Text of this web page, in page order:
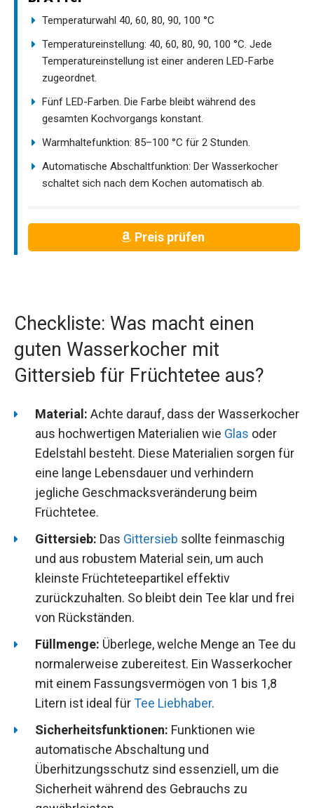
Temperaturwahl 40, 60, 80, 90, 100 °C
Temperatureinstellung: 40, 60, 80, 90, 100 °C. Jede
Temperatureinstellung ist einer anderen LED-Farbe
zugeordnet.
Fünf LED-Farben. Die Farbe bleibt während des
gesamten Kochvorgangs konstant.
Warmhaltefunktion: 85–100 °C für 2 Stunden.
Automatische Abschaltfunktion: Der Wasserkocher
schaltet sich nach dem Kochen automatisch ab.
Preis prüfen
Checkliste: Was macht einen
guten Wasserkocher mit
Gittersieb für Früchtetee aus?
Material: Achte darauf, dass der Wasserkocher
aus hochwertigen Materialien wie Glas oder
Edelstahl besteht. Diese Materialien sorgen für
eine lange Lebensdauer und verhindern
jegliche Geschmacksveränderung beim
Früchtetee.
Gittersieb: Das Gittersieb sollte feinmaschig
und aus robustem Material sein, um auch
kleinste Früchteteepartikel effektiv
zurückzuhalten. So bleibt dein Tee klar und frei
von Rückständen.
Füllmenge: Überlege, welche Menge an Tee du
normalerweise zubereitest. Ein Wasserkocher
mit einem Fassungsvermögen von 1 bis 1,8
Litern ist ideal fürTee Liebhaber.
Sicherheitsfunktionen: Funktionen wie
automatische Abschaltung und
Überhitzungsschutz sind essenziell, um die
Sicherheit während des Gebrauchs zu